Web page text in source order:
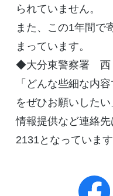
られていません。
また、この1年間で
まっています。
◆大分東警察署 西
「どんな些細な内
をぜひお願いしたい
情報提供など連絡
2131となっています